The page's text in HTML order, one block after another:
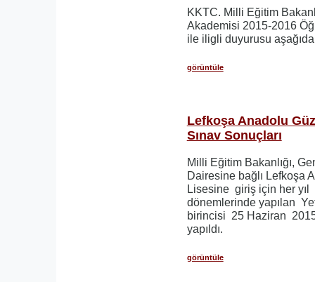
KKTC. Milli Eğitim
Akademisi 2015-2016
ile iligli duyurusu
görüntüle
Lefkoşa Anadolu
Sınav Sonuçları
Milli Eğitim Bakanlığı,
Dairesine bağlı Lefkoşa
Lisesine giriş için her
dönemlerinde yapılan
birincisi 25 Haziran
yapıldı.
görüntüle